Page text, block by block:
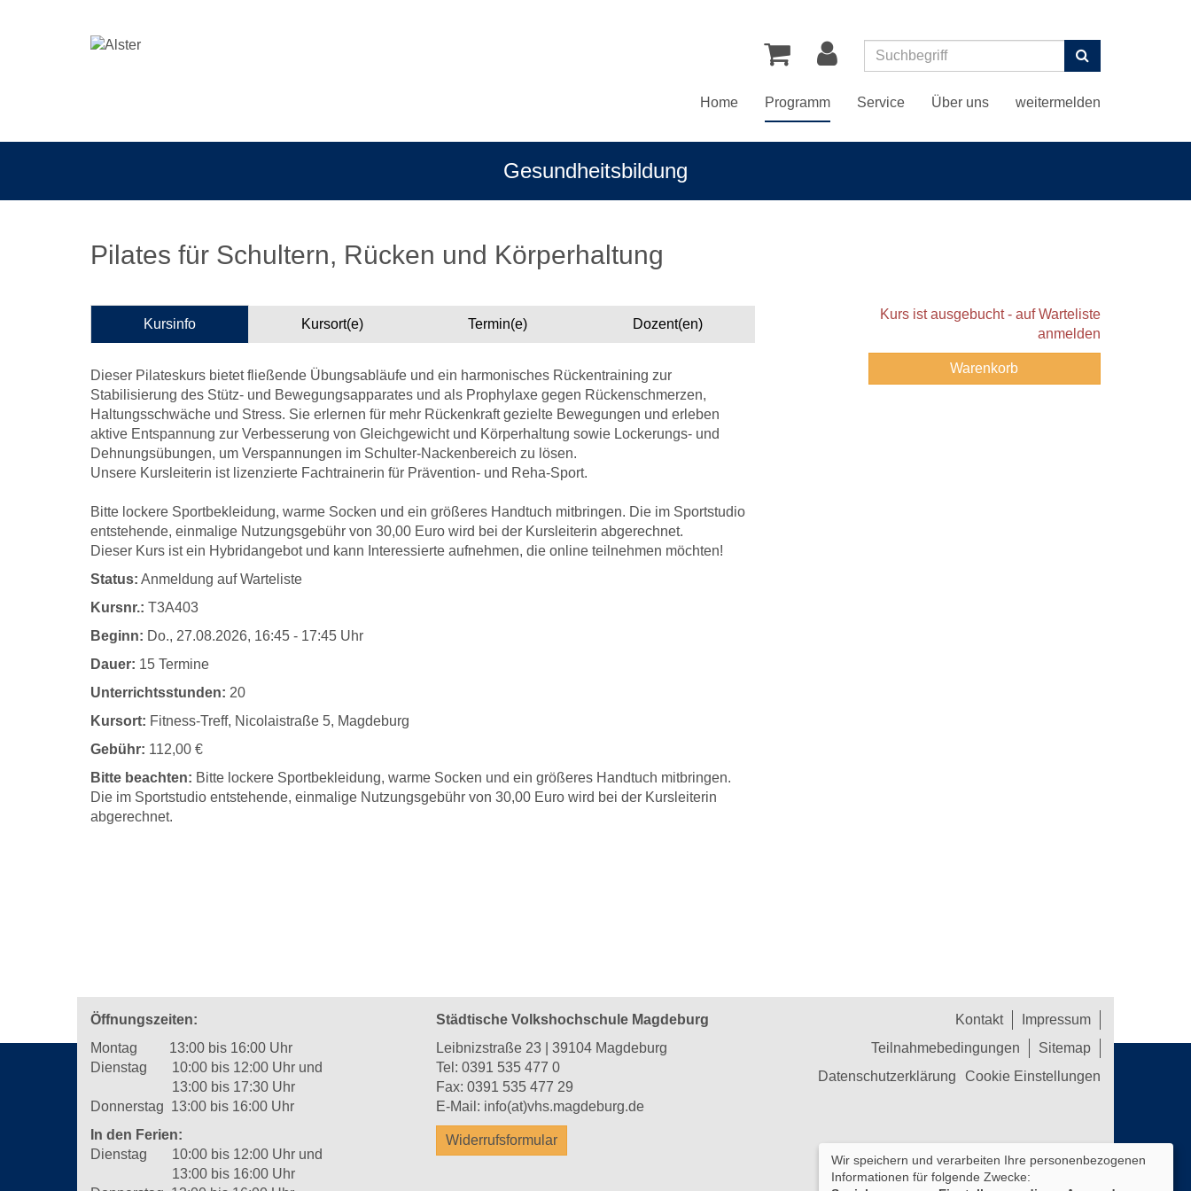
Suchen
Home Programm Service Über uns weitermelden
Gesundheitsbildung
Pilates für Schultern, Rücken und Körperhaltung
Kursinfo Kursort(e) Termin(e) Dozent(en)
Dieser Pilateskurs bietet fließende Übungsabläufe und ein harmonisches Rückentraining zur
Stabilisierung des Stütz- und Bewegungsapparates und als Prophylaxe gegen Rückenschmerzen,
Haltungsschwäche und Stress. Sie erlernen für mehr Rückenkraft gezielte Bewegungen und erleben
aktive Entspannung zur Verbesserung von Gleichgewicht und Körperhaltung sowie Lockerungs- und
Dehnungsübungen, um Verspannungen im Schulter-Nackenbereich zu lösen.
Unsere Kursleiterin ist lizenzierte Fachtrainerin für Prävention- und Reha-Sport.
Bitte lockere Sportbekleidung, warme Socken und ein größeres Handtuch mitbringen. Die im Sportstudio
entstehende, einmalige Nutzungsgebühr von 30,00 Euro wird bei der Kursleiterin abgerechnet.
Dieser Kurs ist ein Hybridangebot und kann Interessierte aufnehmen, die online teilnehmen möchten!
Status: Anmeldung auf Warteliste
Kursnr.: T3A403
Beginn: Do., 27.08.2026, 16:45 - 17:45 Uhr
Dauer: 15 Termine
Unterrichtsstunden: 20
Kursort: Fitness-Treff, Nicolaistraße 5, Magdeburg
Gebühr: 112,00 €
Bitte beachten: Bitte lockere Sportbekleidung, warme Socken und ein größeres Handtuch mitbringen.
Die im Sportstudio entstehende, einmalige Nutzungsgebühr von 30,00 Euro wird bei der Kursleiterin
abgerechnet.
Kurs ist ausgebucht - auf Warteliste
anmelden
Warenkorb
Öffnungszeiten:
Montag 13:00 bis 16:00 Uhr
Dienstag 10:00 bis 12:00 Uhr und
13:00 bis 17:30 Uhr
Donnerstag 13:00 bis 16:00 Uhr
In den Ferien:
Dienstag 10:00 bis 12:00 Uhr und
13:00 bis 16:00 Uhr
Städtische Volkshochschule Magdeburg
Leibnizstraße 23 | 39104 Magdeburg
Tel: 0391 535 477 0
Fax: 0391 535 477 29
E-Mail: info(at)vhs.magdeburg.de
Widerrufsformular
Kontakt
Impressum
Teilnahmebedingungen
Sitemap
Datenschutzerklärung
Cookie Einstellungen
Wir speichern und verarbeiten Ihre personenbezogenen
Informationen für folgende Zwecke: